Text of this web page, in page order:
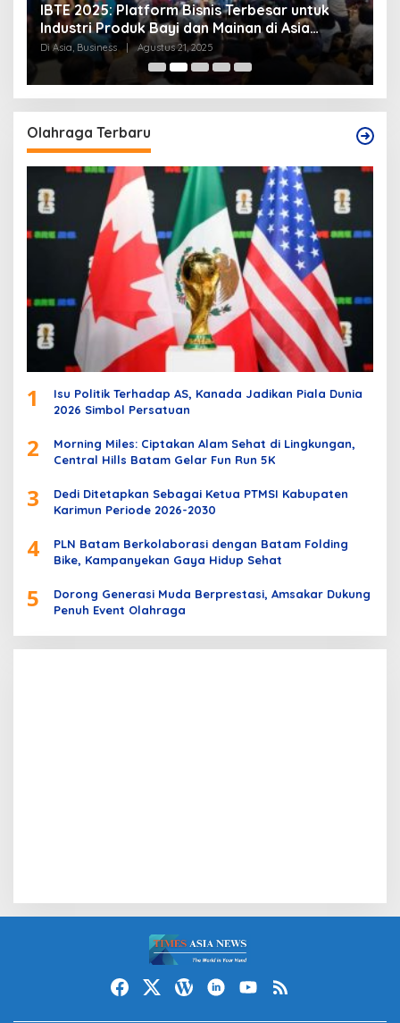
IBTE 2025: Platform Bisnis Terbesar untuk
Industri Produk Bayi dan Mainan di Asia
Tenggara
Di Asia, Business | Agustus 21, 2025
Olahraga Terbaru
1
Isu Politik Terhadap AS, Kanada Jadikan Piala Dunia
2026 Simbol Persatuan
2
Morning Miles: Ciptakan Alam Sehat di Lingkungan,
Central Hills Batam Gelar Fun Run 5K
3
Dedi Ditetapkan Sebagai Ketua PTMSI Kabupaten
Karimun Periode 2026-2030
4
PLN Batam Berkolaborasi dengan Batam Folding
Bike, Kampanyekan Gaya Hidup Sehat
5
Dorong Generasi Muda Berprestasi, Amsakar Dukung
Penuh Event Olahraga